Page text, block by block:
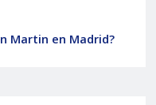
Martin en Madrid?